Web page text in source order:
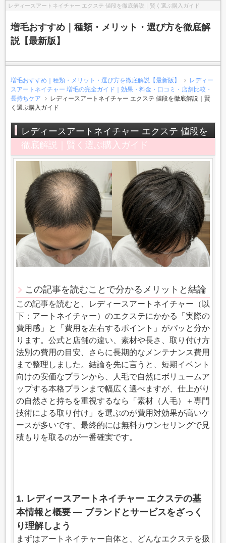
レディースアートネイチャー エクステ 値段を徹底解説｜賢く選ぶ購入ガイド
増毛おすすめ｜種類・メリット・選び方を徹底解
説【最新版】
増毛おすすめ｜種類・メリット・選び方を徹底解説【最新版】
レディー
スアートネイチャー 増毛の完全ガイド｜効果・料金・口コミ・店舗比較・
長持ちケア
レディースアートネイチャー エクステ 値段を徹底解説｜賢
く選ぶ購入ガイド
レディースアートネイチャー エクステ 値段を
徹底解説｜賢く選ぶ購入ガイド
この記事を読むことで分かるメリットと結論
この記事を読むと、レディースアートネイチャー（以
下：アートネイチャー）のエクステにかかる「実際の
費用感」と「費用を左右するポイント」がパッと分か
ります。公式と店舗の違い、素材や長さ、取り付け方
法別の費用の目安、さらに長期的なメンテナンス費用
まで整理しました。結論を先に言うと、短期イベント
向けの安価なプランから、人毛で自然にボリュームア
ップする本格プランまで幅広く選べますが、仕上がり
の自然さと持ちを重視するなら「素材（人毛）＋専門
技術による取り付け」を選ぶのが費用対効果が高いケ
ースが多いです。最終的には無料カウンセリングで見
積もりを取るのが一番確実です。
1. レディースアートネイチャー エクステの基
本情報と概要 — ブランドとサービスをざっく
り理解しよう
まずはアートネイチャー自体と、どんなエクステを扱